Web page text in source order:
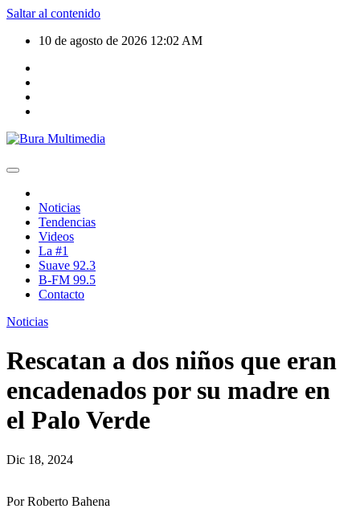
Saltar al contenido
10 de agosto de 2026 12:02 AM
Noticias
Tendencias
Videos
La #1
Suave 92.3
B-FM 99.5
Contacto
Noticias
Rescatan a dos niños que eran
encadenados por su madre en
el Palo Verde
Dic 18, 2024
Por Roberto Bahena